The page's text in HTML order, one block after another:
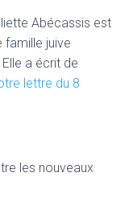
Abécassis est
famille juive
a écrit de
lettre du 8
les nouveaux